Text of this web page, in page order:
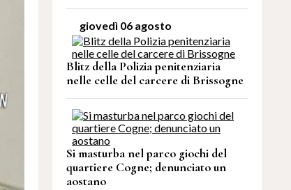
giovedì 06 agosto
Blitz della Polizia penitenziaria
nelle celle del carcere di Brissogne
Si masturba nel parco giochi del
quartiere Cogne; denunciato un
aostano